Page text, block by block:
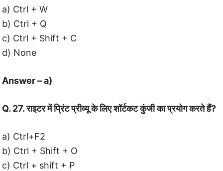
a) Ctrl + W
b) Ctrl + Q
c) Ctrl + Shift + C
d) None
Answer – a)
Q. 27. राइटर में प्रिंट प्रीव्यू के लिए शॉर्टकट कुंजी का प्रयोग करते हैं?
a) Ctrl+F2
b) Ctrl + Shift + O
c) Ctrl + shift + P